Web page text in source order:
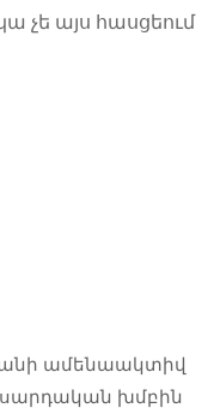
չե այս հասցեում
ամենաակտիվ
խմբին